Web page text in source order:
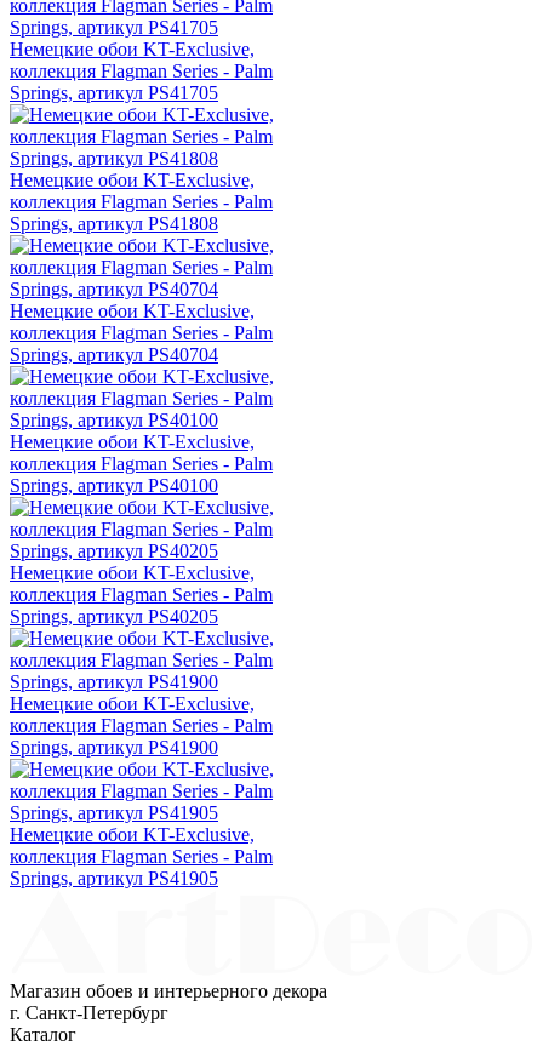
Немецкие обои KT-Exclusive,
коллекция Flagman Series - Palm
Springs, артикул PS41705
Немецкие обои KT-Exclusive,
коллекция Flagman Series - Palm
Springs, артикул PS41808
Немецкие обои KT-Exclusive,
коллекция Flagman Series - Palm
Springs, артикул PS40704
Немецкие обои KT-Exclusive,
коллекция Flagman Series - Palm
Springs, артикул PS40100
Немецкие обои KT-Exclusive,
коллекция Flagman Series - Palm
Springs, артикул PS40205
Немецкие обои KT-Exclusive,
коллекция Flagman Series - Palm
Springs, артикул PS41900
Немецкие обои KT-Exclusive,
коллекция Flagman Series - Palm
Springs, артикул PS41905
Магазин обоев и интерьерного декора
г. Санкт-Петербург
Каталог